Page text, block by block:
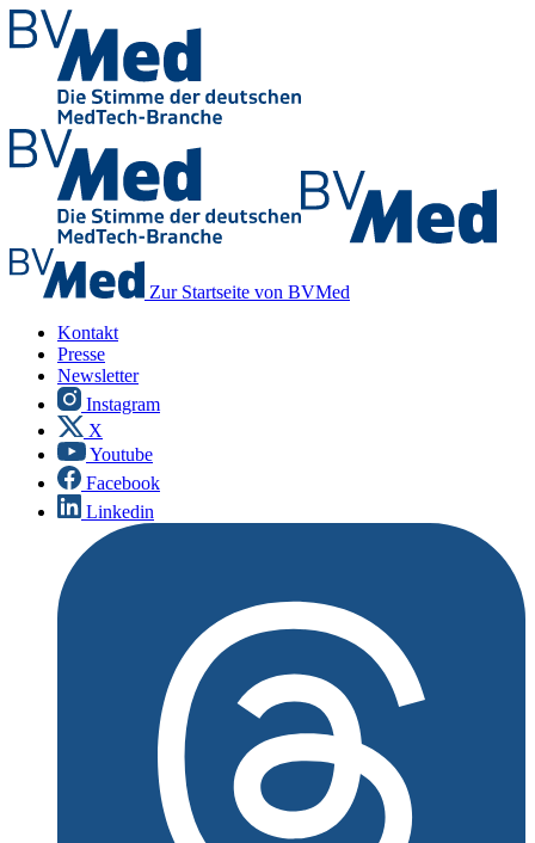
Zur Startseite von BVMed
Kontakt
Presse
Newsletter
Instagram
X
Youtube
Facebook
Linkedin